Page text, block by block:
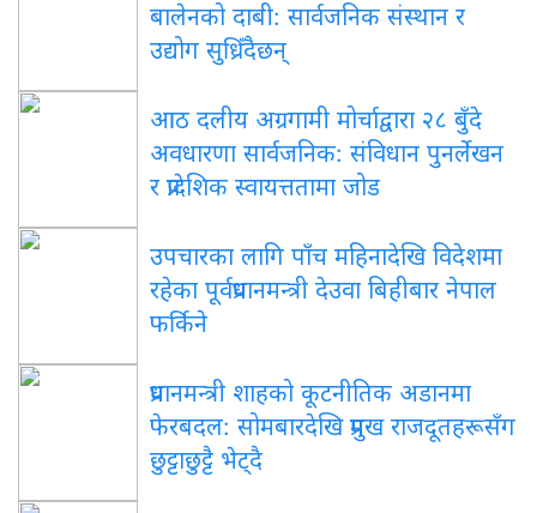
बालेनको दाबी: सार्वजनिक संस्थान र
उद्योग सुध्रिँदैछन्
आठ दलीय अग्रगामी मोर्चाद्वारा २८ बुँदे
अवधारणा सार्वजनिक: संविधान पुनर्लेखन
र प्रादेशिक स्वायत्ततामा जोड
उपचारका लागि पाँच महिनादेखि विदेशमा
रहेका पूर्वप्रधानमन्त्री देउवा बिहीबार नेपाल
फर्किने
प्रधानमन्त्री शाहको कूटनीतिक अडानमा
फेरबदल: सोमबारदेखि प्रमुख राजदूतहरूसँग
छुट्टाछुट्टै भेट्दै